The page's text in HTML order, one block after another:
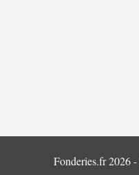
Fonderies.fr 2026 -